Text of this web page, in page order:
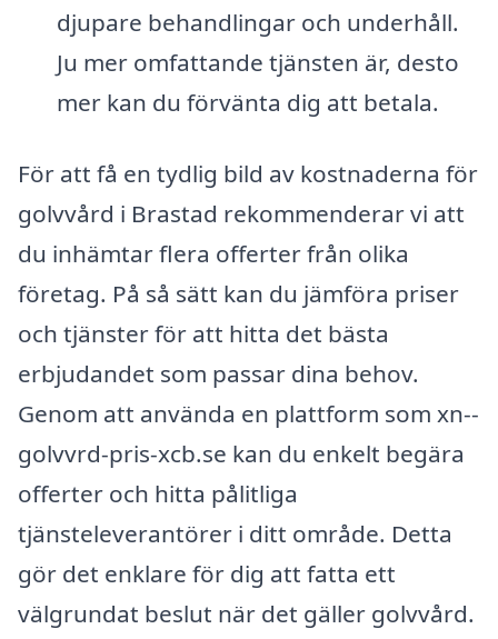
djupare behandlingar och underhåll.
Ju mer omfattande tjänsten är, desto
mer kan du förvänta dig att betala.
För att få en tydlig bild av kostnaderna för
golvvård i Brastad rekommenderar vi att
du inhämtar flera offerter från olika
företag. På så sätt kan du jämföra priser
och tjänster för att hitta det bästa
erbjudandet som passar dina behov.
Genom att använda en plattform som xn--
golvvrd-pris-xcb.se kan du enkelt begära
offerter och hitta pålitliga
tjänsteleverantörer i ditt område. Detta
gör det enklare för dig att fatta ett
välgrundat beslut när det gäller golvvård.